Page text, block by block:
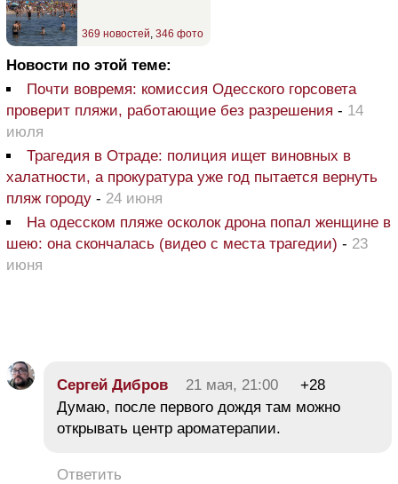
369 новостей 346 фото
Новости по этой теме:
Почти вовремя: комиссия Одесского горсовета
проверит пляжи, работающие без разрешения - 14
июля
Трагедия в Отраде: полиция ищет виновных в
халатности, а прокуратура уже год пытается вернуть
пляж городу - 24 июня
На одесском пляже осколок дрона попал женщине в
шею: она скончалась (видео с места трагедии) - 23
июня
Сергей Дибров 21 мая, 21:00
+28
Думаю, после первого дождя там можно
открывать центр ароматерапии.
Ответить